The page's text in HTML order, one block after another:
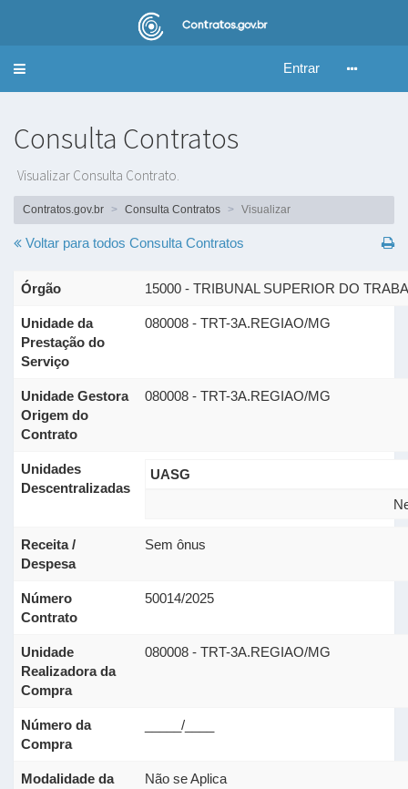
Alternar
Entrar
Consulta Contratos
Visualizar Consulta Contrato.
Contratos.gov.br Consulta Contratos Visualizar
Voltar para todos Consulta Contratos
Órgão 15000 - TRIBUNAL SUPERIOR DO
Unidade da
Prestação do
Serviço
080008 - TRT-3A.REGIAO/MG
Unidade Gestora
Origem do
Contrato
080008 - TRT-3A.REGIAO/MG
Unidades
Descentralizadas
UASG
Receita /
Despesa
Sem ônus
Número
Contrato
50014/2025
Unidade
Realizadora da
Compra
080008 - TRT-3A.REGIAO/MG
Número da
Compra
_____/____
Modalidade da
Não se Aplica